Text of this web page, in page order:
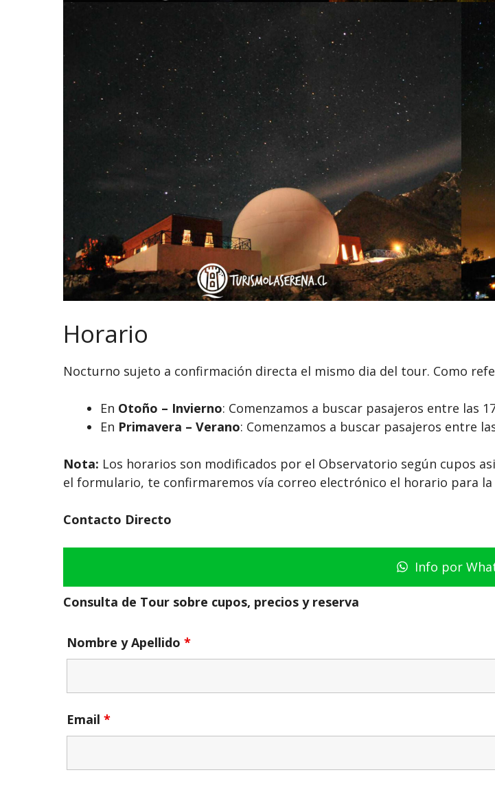
Horario
Nocturno sujeto a confirmación directa el mismo dia del tour. Como
En Otoño – Invierno: Comenzamos a buscar pasajeros entre las
En Primavera – Verano: Comenzamos a buscar pasajeros entre
Nota: Los horarios son modificados por el Observatorio según cupos
el formulario, te confirmaremos vía correo electrónico el horario para la
Contacto Directo
Info por
Consulta de Tour sobre cupos, precios y reserva
Nombre y Apellido *
Email *